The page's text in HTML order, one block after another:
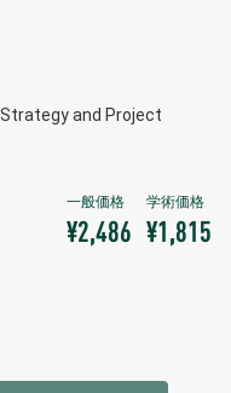
and Project
¥2,486 ¥1,815